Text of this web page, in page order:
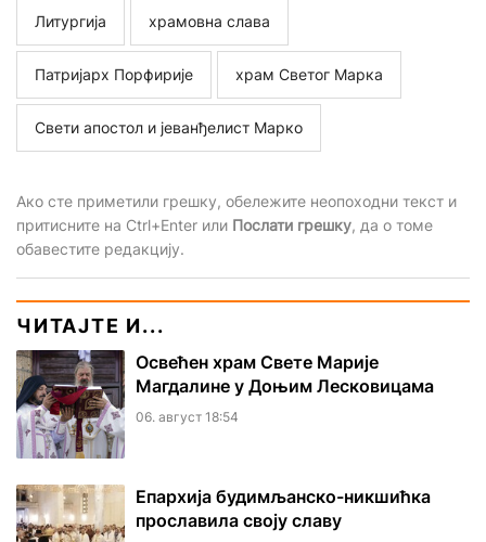
Литургија храмовна слава
Патријарх Порфирије храм Светог Марка
Свети апостол и јеванђелист Марко
Ако сте приметили грешку, обележите неопоходни текст и
притисните на Ctrl+Enter или Послати грешку, да о томе
обавестите редакцију.
ЧИТАЈТЕ И...
Освећен храм Свете Марије
Магдалине у Доњим Лесковицама
06. август 18:54
Епархија будимљанско-никшићка
прославила своју славу